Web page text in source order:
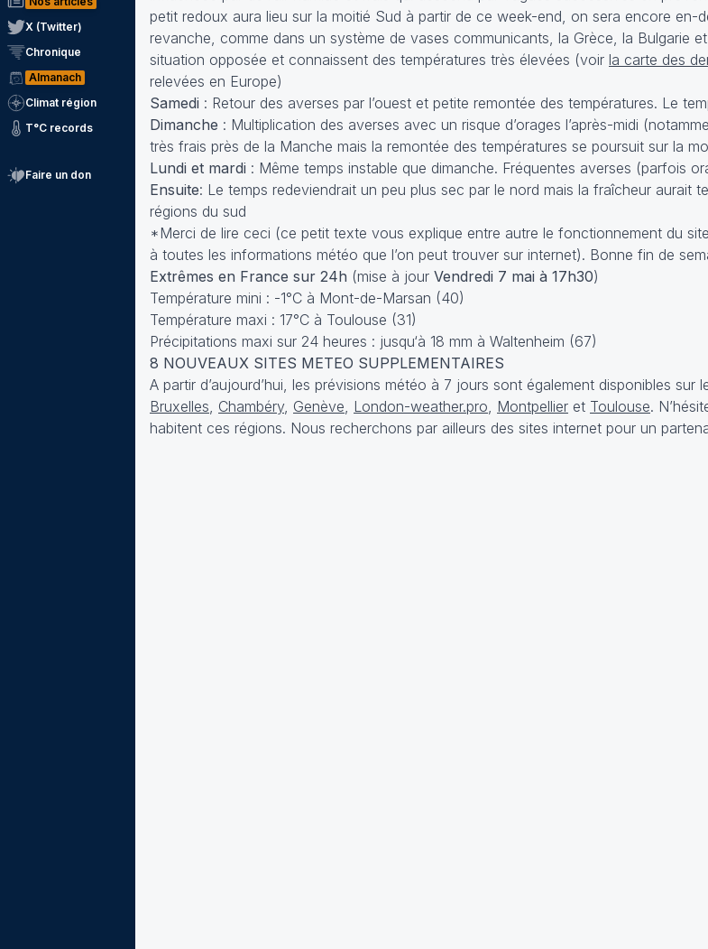
X (Twitter)
Chronique
Almanach
Climat région
T°C records
Faire un don
petit redoux aura lieu sur la moitié Sud à partir de ce week-end, on sera encore en-
revanche, comme dans un système de vases communicants, la Grèce, la Bulgarie
situation opposée et connaissent des températures très élevées (voir la carte des
relevées en Europe)
Samedi : Retour des averses par l’ouest et petite remontée des températures. Le
Dimanche : Multiplication des averses avec un risque d’orages l’après-midi
très frais près de la Manche mais la remontée des températures se poursuit sur la
Lundi et mardi : Même temps instable que dimanche. Fréquentes averses (parfois
Ensuite: Le temps redeviendrait un peu plus sec par le nord mais la fraîcheur aurait
régions du sud
*Merci de lire ceci (ce petit texte vous explique entre autre le fonctionnement du
à toutes les informations météo que l’on peut trouver sur internet). Bonne fin de
Extrêmes en France sur 24h (mise à jour Vendredi 7 mai à 17h30)
Température mini : -1°C à Mont-de-Marsan (40)
Température maxi : 17°C à Toulouse (31)
Précipitations maxi sur 24 heures : jusqu‘à 18 mm à Waltenheim (67)
8 NOUVEAUX SITES METEO SUPPLEMENTAIRES
A partir d’aujourd’hui, les prévisions météo à 7 jours sont également disponibles sur
Bruxelles, Chambéry, Genève, London-weather.pro, Montpellier et Toulouse.
habitent ces régions. Nous recherchons par ailleurs des sites internet pour un